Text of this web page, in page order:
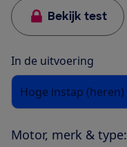
Bekijk test
In de uitvoering
Hoge instap (heren)
Motor, merk & type: